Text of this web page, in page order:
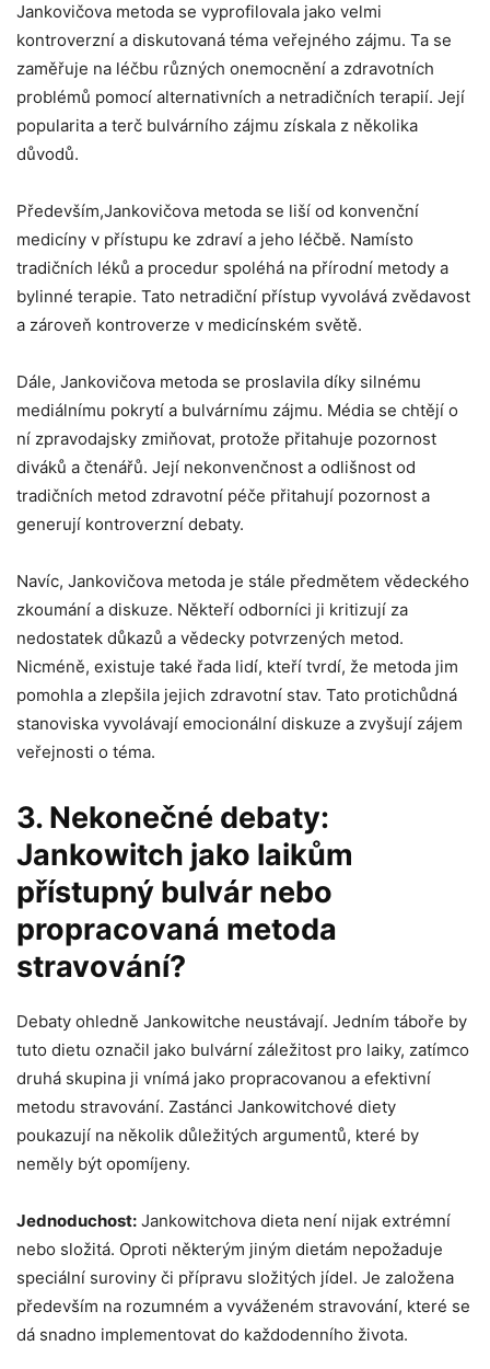
Jankovičova metoda se vyprofilovala jako velmi
kontroverzní a diskutovaná téma veřejného zájmu. Ta se
zaměřuje na léčbu různých onemocnění a zdravotních
problémů pomocí alternativních a netradičních terapií. Její
popularita a terč bulvárního zájmu získala z několika
důvodů.
Především,Jankovičova metoda se liší od konvenční
medicíny v přístupu ke zdraví a jeho léčbě. Namísto
tradičních léků a procedur spoléhá na přírodní metody a
bylinné terapie. Tato netradiční přístup vyvolává zvědavost
a zároveň kontroverze v medicínském světě.
Dále, Jankovičova metoda se proslavila díky silnému
mediálnímu pokrytí a bulvárnímu zájmu. Média se chtějí o
ní zpravodajsky zmiňovat, protože přitahuje pozornost
diváků a čtenářů. Její nekonvenčnost a odlišnost od
tradičních metod zdravotní péče přitahují pozornost a
generují kontroverzní debaty.
Navíc, Jankovičova metoda je stále předmětem vědeckého
zkoumání a diskuze. Někteří odborníci ji kritizují za
nedostatek důkazů a vědecky potvrzených metod.
Nicméně, existuje také řada lidí, kteří tvrdí, že metoda jim
pomohla a zlepšila jejich zdravotní stav. Tato protichůdná
stanoviska vyvolávají emocionální diskuze a zvyšují zájem
veřejnosti o téma.
3. Nekonečné debaty:
Jankowitch jako laikům
přístupný bulvár nebo
propracovaná metoda
stravování?
Debaty ohledně Jankowitche neustávají. Jedním táboře by
tuto dietu označil jako bulvární záležitost pro laiky, zatímco
druhá skupina ji vnímá jako propracovanou a efektivní
metodu stravování. Zastánci Jankowitchové diety
poukazují na několik důležitých argumentů, které by
neměly být opomíjeny.
Jednoduchost: Jankowitchova dieta není nijak extrémní
nebo složitá. Oproti některým jiným dietám nepožaduje
speciální suroviny či přípravu složitých jídel. Je založena
především na rozumném a vyváženém stravování, které se
dá snadno implementovat do každodenního života.